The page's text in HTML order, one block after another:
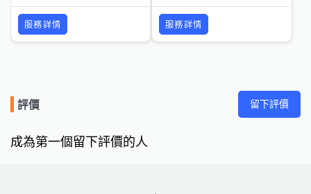
服務詳情 服務詳情
評價 留下評價
成為第一個留下評價的人